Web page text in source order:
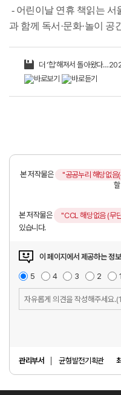
- 어린이날 연휴 책읽는
과 함께 독서·문화·놀이 공
더 ‘힙’해져서 돌아왔다
본 저작물은 "공공누리 해당없음
본 저작물은 "CCL 해당없음 (무
있습니다.
이 페이지에서 제공하는 정
매
만
족
5 점
만
4점
보
3 점
불
족
2 점
매1
의
견
관리부서 균형발전기획관